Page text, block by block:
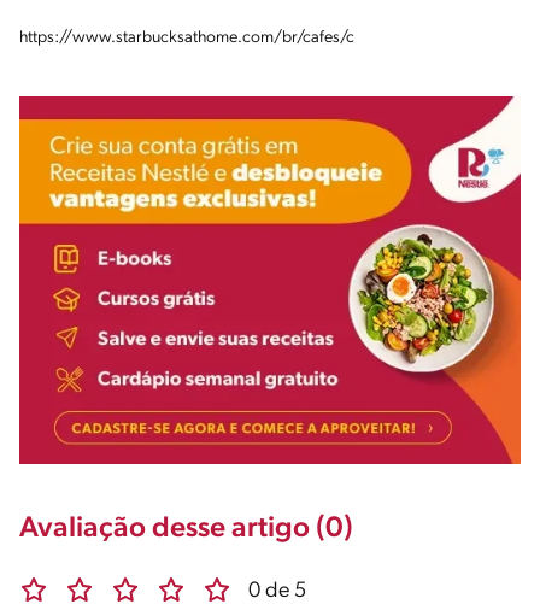
https://www.starbucksathome.com/br/cafes/c
Avaliação desse artigo (0)
0 de 5